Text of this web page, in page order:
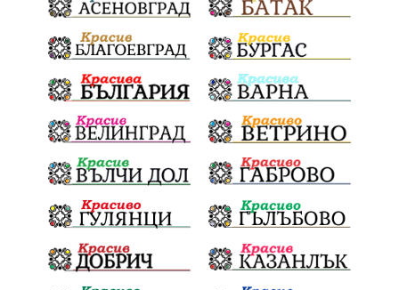
БългаритеПоСсвета СевероизточнаБългария
Гори ЦарСимеон Археология
ФолклоренФестивал умишленпалеж
разследване ОДЗемеделие ЕдвинХасан
ШуменскаОбластГЕРБ БезЧадър
ШуменскоПлато Ветропаркове